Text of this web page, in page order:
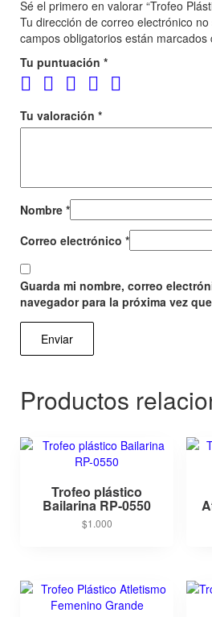
Sé el primero en valorar “Trofeo
Tu dirección de correo electrónico
campos obligatorios están marcados
Tu puntuación *
Tu valoración *
Nombre *
Correo electrónico *
Guarda mi nombre, correo
navegador para la próxima vez
Productos
Trofeo plástico
Bailarina RP-0550
$1.000